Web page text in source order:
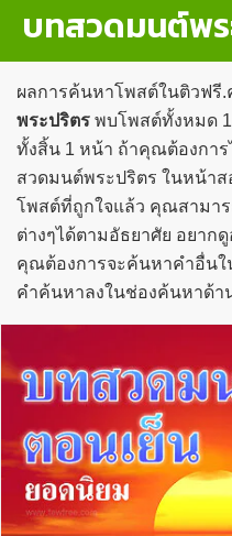
บทสวดมนต์พร
ผลการค้นหาโพสต์ในติวฟ
พระปริตร พบโพสต์ทั้งหมด
ทั้งสิ้น 1 หน้า ถ้าคุณต้องกา
สวดมนต์พระปริตร ในหน้า
โพสต์ที่ถูกใจแล้ว คุณสามา
ต่างๆได้ตามอัธยาศัย อยา
คุณต้องการจะค้นหาคำอื่น
คำค้นหาลงในช่องค้นหาด้า